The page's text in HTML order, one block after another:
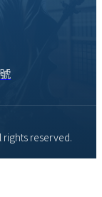
reserved.